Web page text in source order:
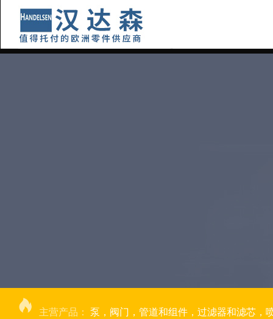
主营产品： 泵，阀门，管道和组件，过滤器和滤芯，